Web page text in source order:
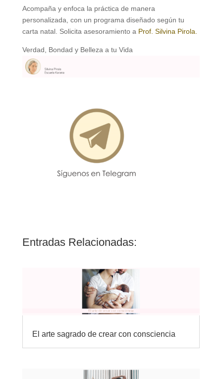
Acompaña y enfoca la práctica de manera
personalizada, con un programa diseñado según tu
carta natal. Solicita asesoramiento a Prof. Silvina Pirola.
Verdad, Bondad y Belleza a tu Vida
Entradas Relacionadas:
El arte sagrado de crear con consciencia